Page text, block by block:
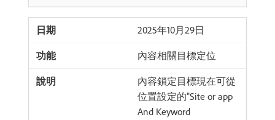
2025年10月29日
內容相關目標定位
內容鎖定目標現在可從
位置設定的"Site or app
And Keyword